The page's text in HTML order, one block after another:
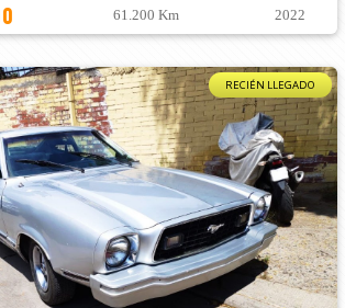
61.200 Km 2022
RECIÉN LLEGADO